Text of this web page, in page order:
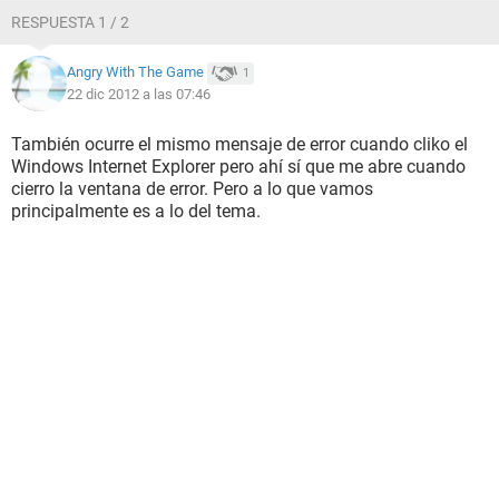
RESPUESTA 1 / 2
Angry With The Game 1
22 dic 2012 a las 07:46
También ocurre el mismo mensaje de error cuando cliko el
Windows Internet Explorer pero ahí sí que me abre cuando
cierro la ventana de error. Pero a lo que vamos
principalmente es a lo del tema.